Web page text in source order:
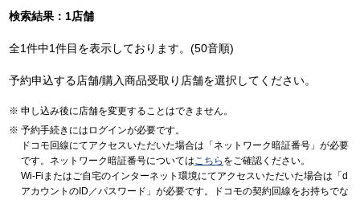
検索結果：1店舗
全1件中1件目を表示しております。(50音順)
予約申込する店舗/購入商品受取り店舗を選択してください。
申し込み後に店舗を変更することはできません。
予約手続きにはログインが必要です。
ドコモ回線にてアクセスいただいた場合は「ネットワーク暗証番号」が必要
です。ネットワーク暗証番号についてはこちら をご確認ください。
Wi-Fiまたはご自宅のインターネット環境にてアクセスいただいた場合は「d
アカウントのID／パスワード」が必要です。ドコモの契約回線をお持ちでな